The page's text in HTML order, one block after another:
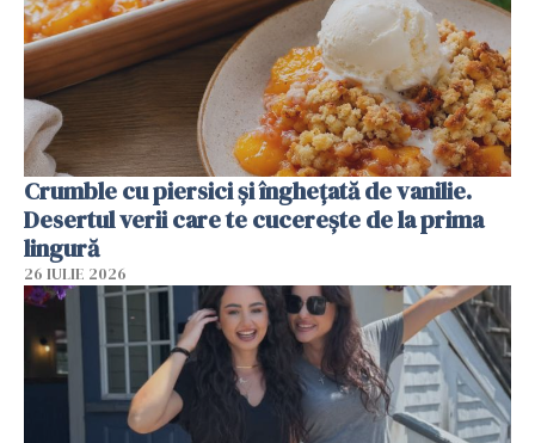
Crumble cu piersici și înghețată de vanilie.
Desertul verii care te cucerește de la prima
lingură
26 IULIE 2026